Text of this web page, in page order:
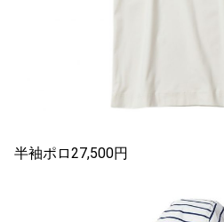
半袖ポロ27,500円